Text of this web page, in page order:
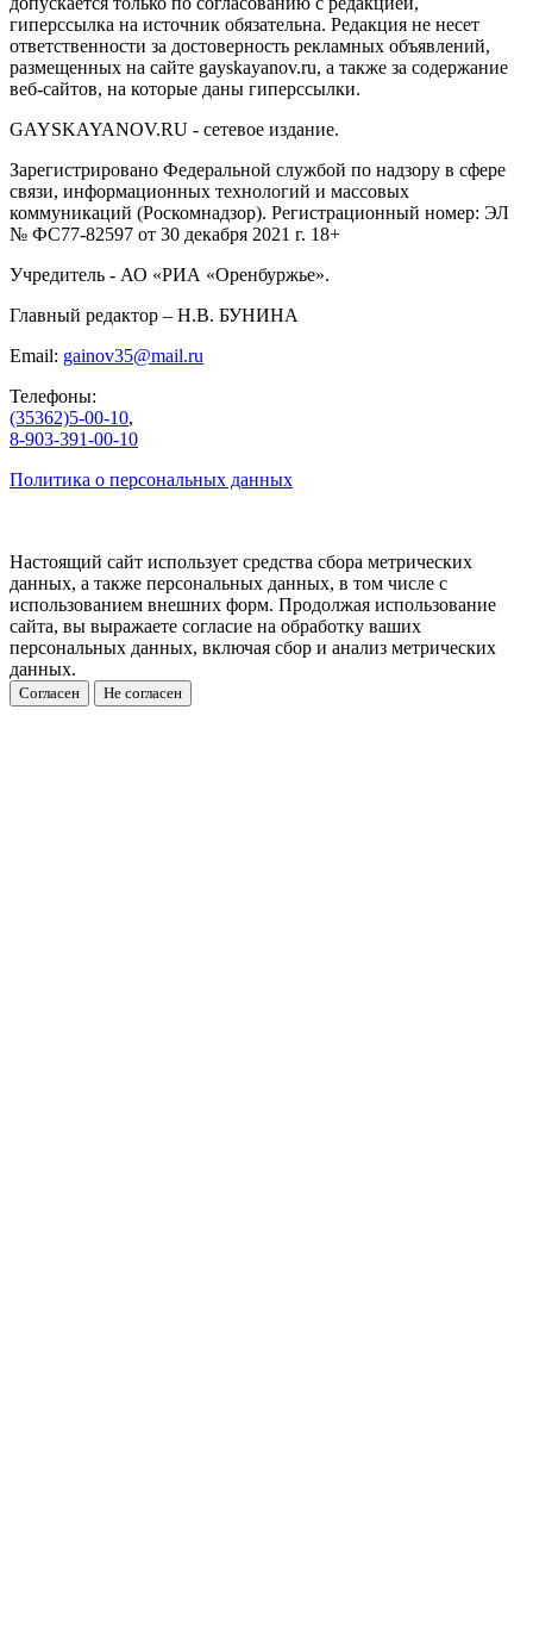
гиперссылка на источник обязательна. Редакция не несет
ответственности за достоверность рекламных объявлений,
размещенных на сайте gayskayanov.ru, а также за содержание
веб-сайтов, на которые даны гиперссылки.
GAYSKAYANOV.RU - сетевое издание.
Зарегистрировано Федеральной службой по надзору в сфере
связи, информационных технологий и массовых
коммуникаций (Роскомнадзор). Регистрационный номер: ЭЛ
№ ФС77-82597 от 30 декабря 2021 г. 18+
Учредитель - АО «РИА «Оренбуржье».
Главный редактор – Н.В. БУНИНА
Email: gainov35@mail.ru
Телефоны:
(35362)5-00-10,
8-903-391-00-10
Политика о персональных данных
Настоящий сайт использует средства сбора метрических
данных, а также персональных данных, в том числе с
использованием внешних форм. Продолжая использование
сайта, вы выражаете согласие на обработку ваших
персональных данных, включая сбор и анализ метрических
данных.
Согласен Не согласен